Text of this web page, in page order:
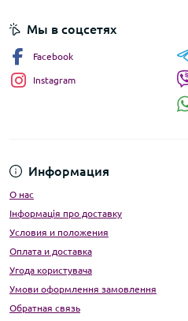
Информация
О нас
Інформація про доставку
Условия и положения
Оплата и доставка
Угода користувача
Умови оформлення замовлення
Обратная связь
Мы в соцсетях
Facebook
Instagram